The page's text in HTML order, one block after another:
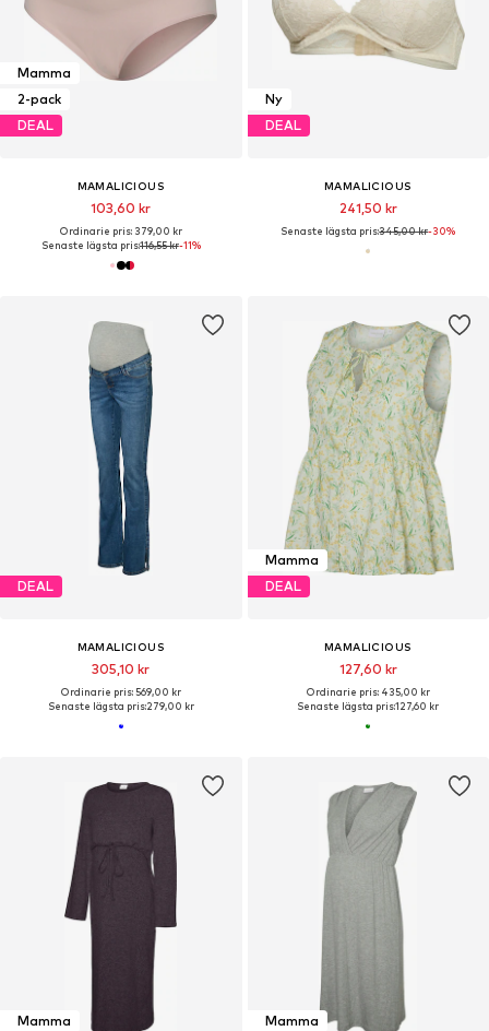
Mamma
2-pack
DEAL
MAMALICIOUS
103,60 kr
Ordinarie pris: 379,00 kr
Senaste lägsta pris:116,55 kr-11%
Ny
DEAL
MAMALICIOUS
241,50 kr
Senaste lägsta pris:345,00 kr-30%
DEAL
MAMALICIOUS
305,10 kr
Ordinarie pris: 569,00 kr
Senaste lägsta pris:279,00 kr
Mamma
DEAL
MAMALICIOUS
127,60 kr
Ordinarie pris: 435,00 kr
Senaste lägsta pris:127,60 kr
Mamma
Mamma